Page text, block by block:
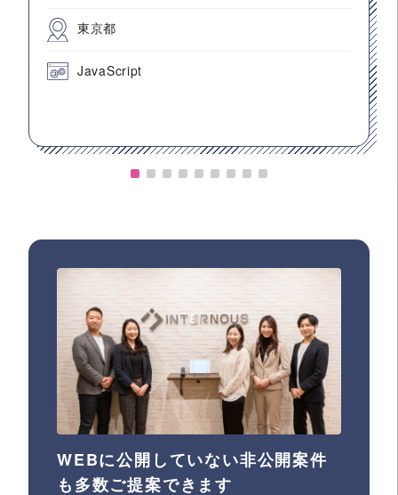
東京都
JavaScript
WEBに公開していない非公開案件
も多数ご提案できます